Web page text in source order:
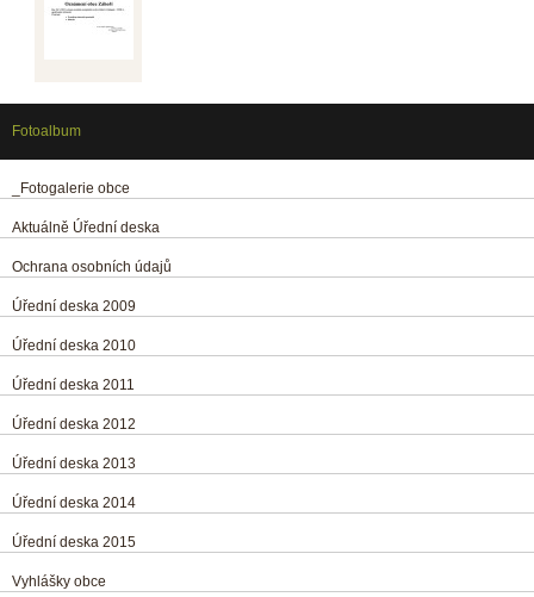
Fotoalbum
_Fotogalerie obce
Aktuálně Úřední deska
Ochrana osobních údajů
Úřední deska 2009
Úřední deska 2010
Úřední deska 2011
Úřední deska 2012
Úřední deska 2013
Úřední deska 2014
Úřední deska 2015
Vyhlášky obce